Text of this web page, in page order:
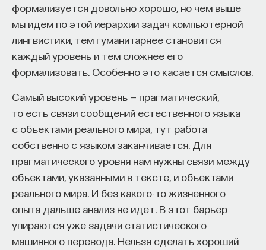
формализуется довольно хорошо, но чем выше
мы идем по этой иерархии задач компьютерной
лингвистики, тем гуманитарнее становится
каждый уровень и тем сложнее его
формализовать. Особенно это касается смыслов.
Самый высокий уровень — прагматический,
то есть связи сообщений естественного языка
с объектами реального мира, тут работа
собственно с языком заканчивается. Для
прагматического уровня нам нужны связи между
объектами, указанными в тексте, и объектами
реального мира. И без какого-то жизненного
опыта дальше анализ не идет. В этот барьер
упираются уже задачи статистического
машинного перевода. Нельзя сделать хороший
Naukka Talents — это не просто рекрутинговый
сервис, а комплексная платформа поддержки
специалистов на пути к карьере в глобальных
инновационных индустриях. Сервис помогает
преодолеть существующие барьеры через
обучение, карьерное сопровождение и прямые
связи с компаниями, заинтересованными
в высококвалифицированныхкадрах.​
Сервис создан для всех, кто хочет найти свой
путь в инновационных индустриях:
Учёных, инженеров и исследователей
с опытом работы в научной сфере;
Специалистов с STEM-образованием,
желающих сменить сферу деятельности;